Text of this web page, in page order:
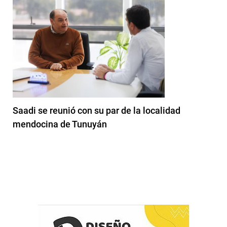
Saadi se reunió con su par de la localidad
mendocina de Tunuyán